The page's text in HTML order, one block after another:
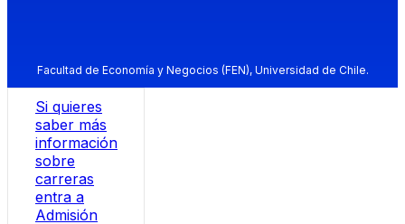
Facultad de Economía y Negocios (FEN), Universidad de Chile.
Si quieres
saber más
información
sobre
carreras
entra a
Admisión